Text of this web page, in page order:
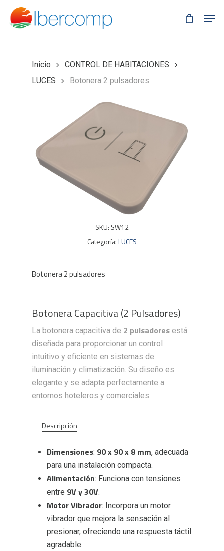
Inicio
CONTROL DE HABITACIONES
LUCES
Botonera 2 pulsadores
SKU: SW12
Categoría:LUCES
Botonera 2 pulsadores
Botonera Capacitiva (2 Pulsadores)
La botonera capacitiva de 2 pulsadores está
diseñada para proporcionar un control
intuitivo y eficiente en sistemas de
iluminación y climatización. Su diseño es
elegante y se adapta perfectamente a
entornos hoteleros y comerciales.
Descripción
Dimensiones: 90 x 90 x 8 mm, adecuada
para una instalación compacta.
Alimentación: Funciona con tensiones
entre 9V y 30V.
Motor Vibrador: Incorpora un motor
vibrador que mejora la sensación al
presionar, ofreciendo una respuesta táctil
agradable.